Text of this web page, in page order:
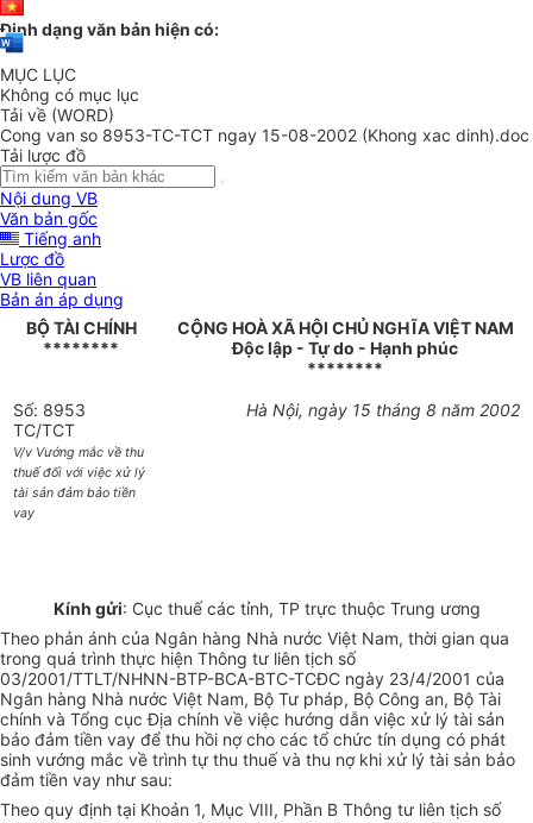
Định dạng văn bản hiện có:
MỤC LỤC
Không có mục lục
Tải về (WORD)
Cong van so 8953-TC-TCT ngay 15-08-2002 (Khong xac dinh).doc
Tải lược đồ
Nội dung VB
Văn bản gốc
Tiếng anh
Lược đồ
VB liên quan
Bản án áp dụng
BỘ TÀI CHÍNH
********
CỘNG HOÀ XÃ HỘI CHỦ NGHĨA VIỆT NAM
Độc lập - Tự do - Hạnh phúc
********
Số: 8953
TC/TCT
V/v Vướng mắc về thu
thuế đối với việc xử lý
tài sản đảm bảo tiền
vay
Hà Nội, ngày 15 tháng 8 năm 2002
Kính gửi: Cục thuế các tỉnh, TP trực thuộc Trung ương
Theo phản ánh của Ngân hàng Nhà nước Việt Nam, thời gian qua
trong quá trình thực hiện Thông tư liên tịch số
03/2001/TTLT/NHNN-BTP-BCA-BTC-TCĐC ngày 23/4/2001 của
Ngân hàng Nhà nước Việt Nam, Bộ Tư pháp, Bộ Công an, Bộ Tài
chính và Tổng cục Địa chính về việc hướng dẫn việc xử lý tài sản
bảo đảm tiền vay để thu hồi nợ cho các tổ chức tín dụng có phát
sinh vướng mắc về trình tự thu thuế và thu nợ khi xử lý tài sản bảo
đảm tiền vay như sau:
Theo quy định tại Khoản 1, Mục VIII, Phần B Thông tư liên tịch số